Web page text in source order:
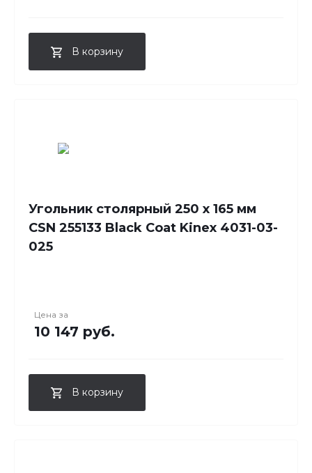
В корзину
Угольник столярный 250 х 165 мм
CSN 255133 Black Coat Kinex 4031-03-
025
Цена за
10 147 руб.
В корзину